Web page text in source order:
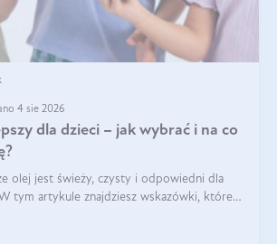
4 sie 2026
dla dzieci – jak wybrać i na co
olej jest świeży, czysty i odpowiedni dla
tym artykule znajdziesz wskazówki, które